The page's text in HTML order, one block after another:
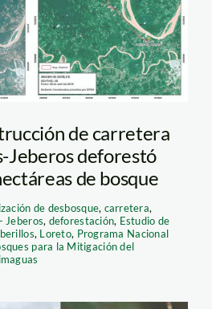
de carretera
Jeberos deforestó
de bosque
de desbosque, carretera,
Jeberos, deforestación, Estudio de
, Loreto, Programa Nacional
para la Mitigación del